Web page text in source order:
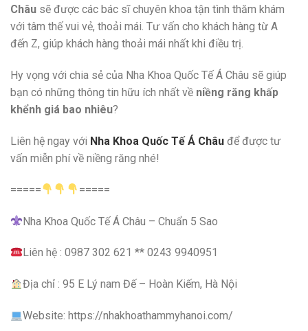
Châu sẽ được các bác sĩ chuyên khoa tận tình thăm khám
với tâm thế vui vẻ, thoải mái. Tư vấn cho khách hàng từ A
đến Z, giúp khách hàng thoải mái nhất khi điều trị.
Hy vọng với chia sẻ của Nha Khoa Quốc Tế Á Châu sẽ giúp
bạn có những thông tin hữu ích nhất về niềng răng khấp
khểnh giá bao nhiêu?
Liên hệ ngay với Nha Khoa Quốc Tế Á Châu để được tư
vấn miễn phí về niềng răng nhé!
===== =====
Nha Khoa Quốc Tế Á Châu – Chuẩn 5 Sao
Liên hệ : 0987 302 621 ** 0243 9940951
Địa chỉ : 95 E Lý nam Đế – Hoàn Kiếm, Hà Nội
Website: https://nhakhoathammyhanoi.com/